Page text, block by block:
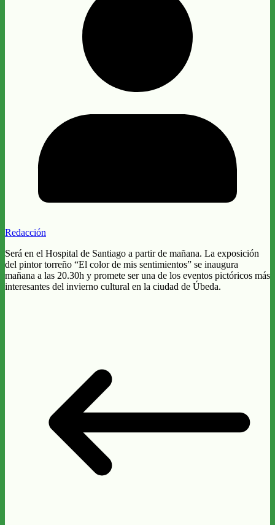
Redacción
Será en el Hospital de Santiago a partir de mañana. La exposición
del pintor torreño “El color de mis sentimientos” se inaugura
mañana a las 20.30h y promete ser una de los eventos pictóricos más
interesantes del invierno cultural en la ciudad de Úbeda.